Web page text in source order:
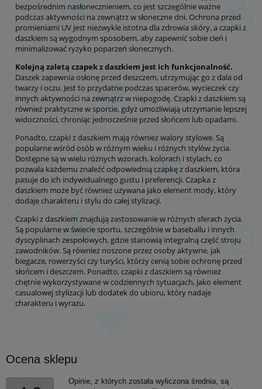
bezpośrednim nasłonecznieniem, co jest szczególnie ważne
podczas aktywności na zewnątrz w słoneczne dni. Ochrona przed
promieniami UV jest niezwykle istotna dla zdrowia skóry, a czapki z
daszkiem są wygodnym sposobem, aby zapewnić sobie cień i
minimalizować ryzyko poparzeń słonecznych.
Kolejną zaletą czapek z daszkiem jest ich funkcjonalność.
Daszek zapewnia osłonę przed deszczem, utrzymując go z dala od
twarzy i oczu. Jest to przydatne podczas spacerów, wycieczek czy
innych aktywności na zewnątrz w niepogodę. Czapki z daszkiem są
również praktyczne w sporcie, gdyż umożliwiają utrzymanie lepszej
widoczności, chroniąc jednocześnie przed słońcem lub opadami.
Ponadto, czapki z daszkiem mają również walory stylowe. Są
popularne wśród osób w różnym wieku i różnych stylów życia.
Dostępne są w wielu różnych wzorach, kolorach i stylach, co
pozwala każdemu znaleźć odpowiednią czapkę z daszkiem, która
pasuje do ich indywidualnego gustu i preferencji. Czapka z
daszkiem może być również używana jako element mody, który
dodaje charakteru i stylu do całej stylizacji.
Czapki z daszkiem znajdują zastosowanie w różnych sferach życia.
Są popularne w świecie sportu, szczególnie w baseballu i innych
dyscyplinach zespołowych, gdzie stanowią integralną część stroju
zawodników. Są również noszone przez osoby aktywne, jak
biegacze, rowerzyści czy turyści, którzy cenią sobie ochronę przed
słońcem i deszczem. Ponadto, czapki z daszkiem są również
chętnie wykorzystywane w codziennych sytuacjach, jako element
casualowej stylizacji lub dodatek do ubioru, który nadaje
charakteru i wyrazu.
Ocena sklepu
Opinie, z których została wyliczona średnia, są